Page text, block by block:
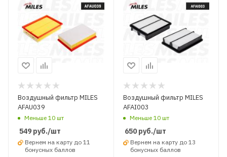
Воздушный фильтр MILES
AFAU039
Меньше 10 шт
549 руб./шт
Вернем на карту до 11
бонусных баллов
Воздушный фильтр MILES
AFAI003
Меньше 10 шт
650руб./шт
Вернем на карту до 13
бонусных баллов